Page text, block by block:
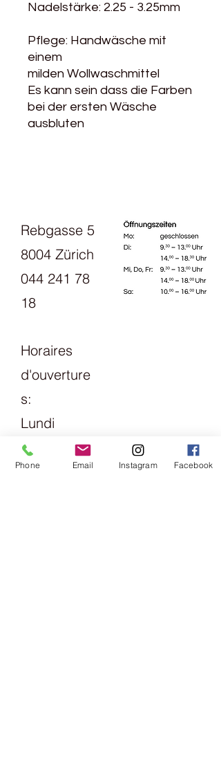
Nadelstärke: 2.25 - 3.25mm
Pflege: Handwäsche mit
einem
milden Wollwaschmittel
Es kann sein dass die Farben
bei der ersten Wäsche
ausbluten
Rebgasse 5
8004 Zürich
044 241 78
18
Horaires
d'ouverture
s:
Lundi
13h30 - 18h
mardi
Phone Email Instagram Facebook